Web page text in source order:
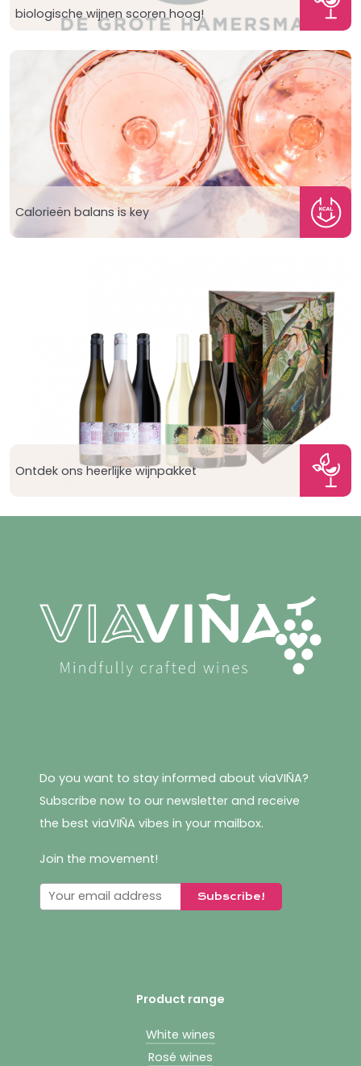
biologische wijnen scoren hoog!
Calorieën balans is key
Ontdek ons heerlijke wijnpakket
Do you want to stay informed about viaVIÑA?
Subscribe now to our newsletter and receive
the best viaVIÑA vibes in your mailbox.
Join the movement!
Product range
White wines
Rosé wines